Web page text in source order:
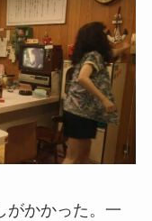
がかかった。一